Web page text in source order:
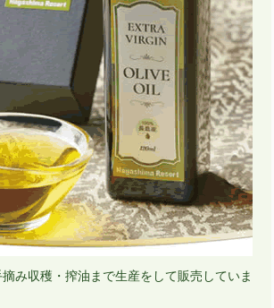
み収穫・搾油まで生産をして販売していま